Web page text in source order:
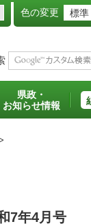
色の変更 標準
県政・
お知らせ情報
7年4月号